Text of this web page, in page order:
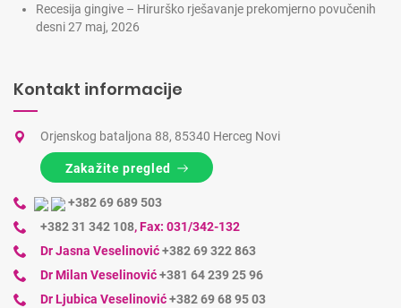
Recesija gingive – Hirurško rješavanje prekomjerno povučenih
desni27 maj, 2026
Kontakt informacije
Orjenskog bataljona 88, 85340 Herceg Novi
Zakažite pregled
+382 69 689 503
+382 31 342 108,Fax: 031/342-132
Dr Jasna Veselinović+382 69 322 863
Dr Milan Veselinović+381 64 239 25 96
Dr Ljubica Veselinović+382 69 68 95 03